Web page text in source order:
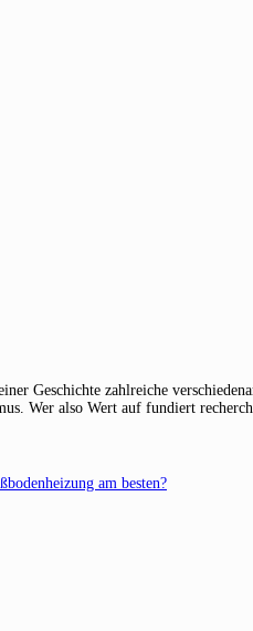
Geschichte zahlreiche
Wer also Wert auf fundiert
am besten?